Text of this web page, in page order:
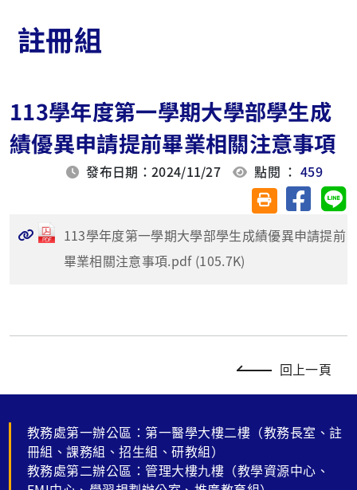
註冊組
113學年度第一學期大學部學生成
績優異申請提前畢業相關注意事項
發布日期：2024/11/27 點閱 ：459
友善列印(另開視
分享至
113學年度第一學期大學部學生成績優異申請提前
畢業相關注意事項.pdf (105.7K)
回上一頁
教務處第一辦公區：第一醫學大樓二樓（教務長室、註
冊組、課務組、招生組、研教組）
教務處第二辦公區：管理大樓九樓（教學資源中心、